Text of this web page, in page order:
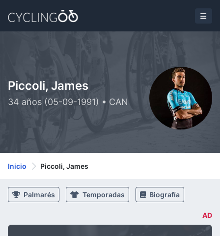
Piccoli, James
34 años (05-09-1991) • CAN
Inicio Piccoli, James
Palmarés Temporadas Biografía
AD